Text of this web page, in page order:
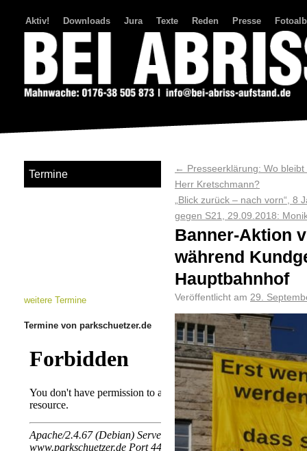
Aktiv! Downloads Jura Texte Reden Presse
← Presseerklärung: Wo
Herr Kretschmann?
„Blick zurück – nach vorn“, 8
gegen S21, 29.09.2018:
Banner-Aktion
während
Hauptbahnhof
Veröffentlicht am 29.
Termine
weitere Termine
Termine von parkschuetzer.de